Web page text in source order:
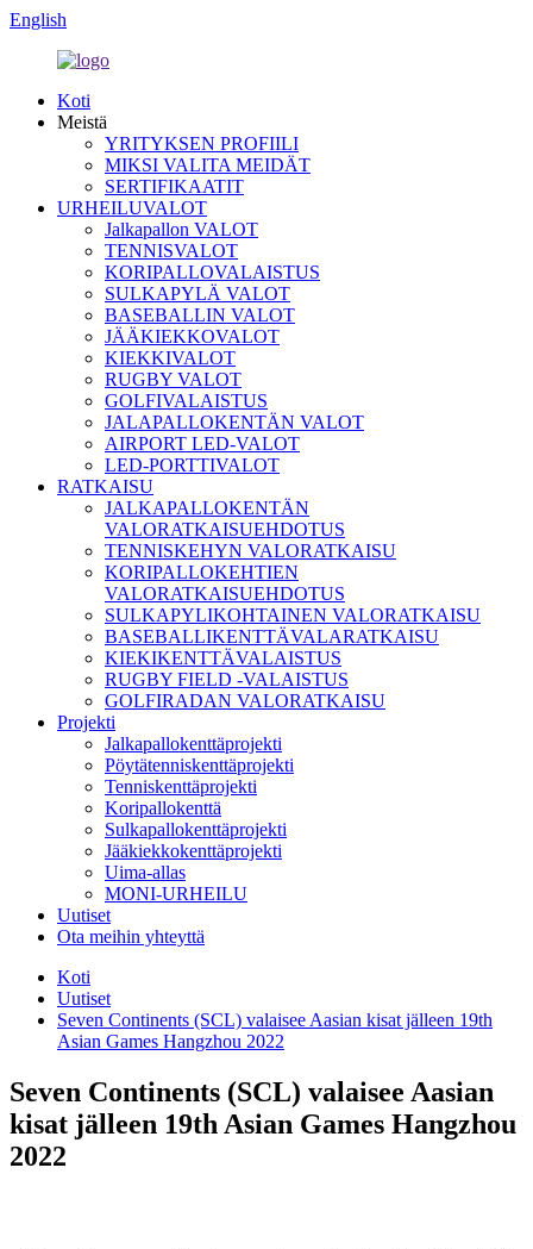
English
Koti
Meistä
YRITYKSEN PROFIILI
MIKSI VALITA MEIDÄT
SERTIFIKAATIT
URHEILUVALOT
Jalkapallon VALOT
TENNISVALOT
KORIPALLOVALAISTUS
SULKAPYLÄ VALOT
BASEBALLIN VALOT
JÄÄKIEKKOVALOT
KIEKKIVALOT
RUGBY VALOT
GOLFIVALAISTUS
JALAPALLOKENTÄN VALOT
AIRPORT LED-VALOT
LED-PORTTIVALOT
RATKAISU
JALKAPALLOKENTÄN
VALORATKAISUEHDOTUS
TENNISKEHYN VALORATKAISU
KORIPALLOKEHTIEN
VALORATKAISUEHDOTUS
SULKAPYLIKOHTAINEN VALORATKAISU
BASEBALLIKENTTÄVALARATKAISU
KIEKIKENTTÄVALAISTUS
RUGBY FIELD -VALAISTUS
GOLFIRADAN VALORATKAISU
Projekti
Jalkapallokenttäprojekti
Pöytätenniskenttäprojekti
Tenniskenttäprojekti
Koripallokenttä
Sulkapallokenttäprojekti
Jääkiekkokenttäprojekti
Uima-allas
MONI-URHEILU
Uutiset
Ota meihin yhteyttä
Koti
Uutiset
Seven Continents (SCL) valaisee Aasian kisat jälleen 19th
Asian Games Hangzhou 2022
Seven Continents (SCL) valaisee Aasian
kisat jälleen 19th Asian Games Hangzhou
2022